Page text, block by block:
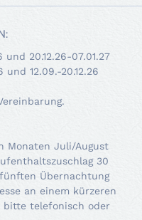
und 20.12.26-07.01.27
und 12.09.-20.12.26
Monaten Juli/August
30
Übernachtung
an einem kürzeren
telefonisch oder